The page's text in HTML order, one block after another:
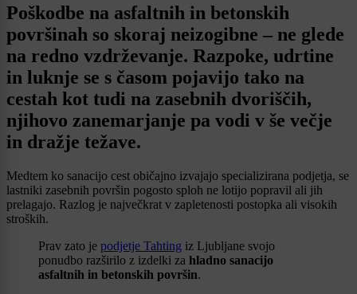
Poškodbe na asfaltnih in betonskih
površinah so skoraj neizogibne – ne glede
na redno vzdrževanje. Razpoke, udrtine
in luknje se s časom pojavijo tako na
cestah kot tudi na zasebnih dvoriščih,
njihovo zanemarjanje pa vodi v še večje
in dražje težave.
Medtem ko sanacijo cest običajno izvajajo specializirana podjetja, se
lastniki zasebnih površin pogosto sploh ne lotijo popravil ali jih
prelagajo. Razlog je največkrat v zapletenosti postopka ali visokih
stroških.
Prav zato je podjetje Tahting iz Ljubljane svojo
ponudbo razširilo z izdelki za hladno sanacijo
asfaltnih in betonskih površin.